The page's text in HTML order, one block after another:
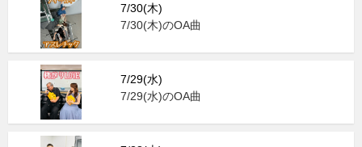
7/30(木)
7/30(木)のOA曲
7/29(水)
7/29(水)のOA曲